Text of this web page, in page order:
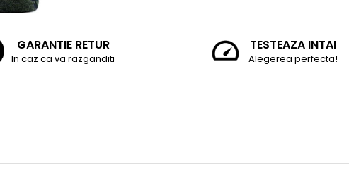
GARANTIE RETUR
In caz ca va razganditi
TESTEAZA INTAI
Alegerea perfecta!